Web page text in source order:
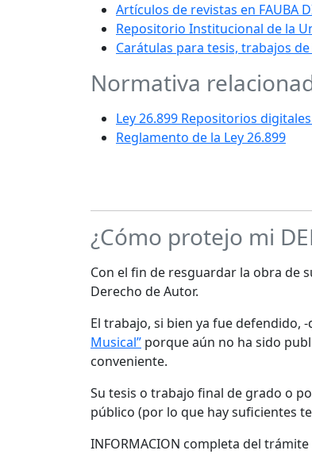
Artículos de revistas en FAUBA
Repositorio Institucional de la
Carátulas para tesis, trabajos
Normativa
Ley 26.899 Repositorios
Reglamento de la Ley 26.899
¿Cómo protejo mi
Con el fin de resguardar la obra de
Derecho de Autor.
El trabajo, si bien ya fue defendido,
Musical” porque aún no ha sido
conveniente.
Su tesis o trabajo final de grado o
público (por lo que hay suficientes
INFORMACION completa del trámite